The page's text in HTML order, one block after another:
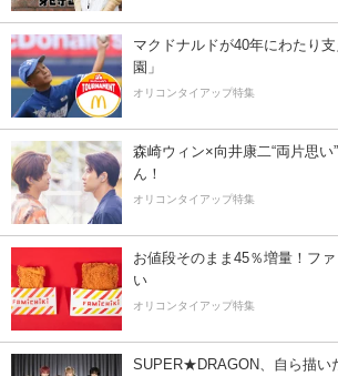
マクドナルドが40年にわたり
園」
オリコンタイアップ特集
森崎ウィン×向井康二“両片思い
ん！
オリコンタイアップ特集
お値段そのまま45％増量！フ
い
オリコンタイアップ特集
SUPER★DRAGON、自ら描い